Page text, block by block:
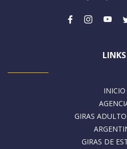
LINKS
INICIO
GIRAS
GIRAS DE